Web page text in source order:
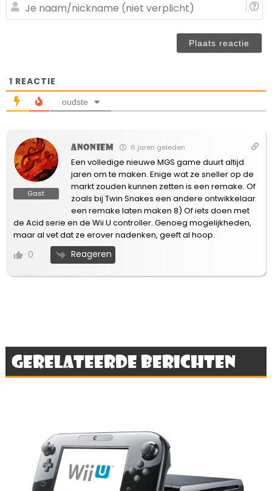
1 REACTIE
oudste
Gast
Anoniem 6 jaren geleden
Een volledige nieuwe MGS game duurt altijd
jaren om te maken. Enige wat ze sneller op de
markt zouden kunnen zetten is een remake. Of
zoals bij Twin Snakes een andere ontwikkelaar
een remake laten maken 8) Of iets doen met
de Acid serie en de Wii U controller. Genoeg mogelijkheden,
maar al vet dat ze erover nadenken, geeft al hoop.
0 Reageren
Gerelateerde berichten